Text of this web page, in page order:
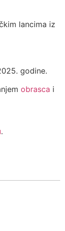
lancima iz
godine.
obrasca i
.